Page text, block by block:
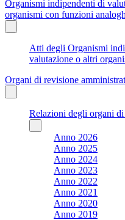
Organismi indipendenti di
organismi con funzioni
Atti degli Organismi
valutazione o altri
Organi di revisione
Relazioni degli organi
Anno 2026
Anno 2025
Anno 2024
Anno 2023
Anno 2022
Anno 2021
Anno 2020
Anno 2019